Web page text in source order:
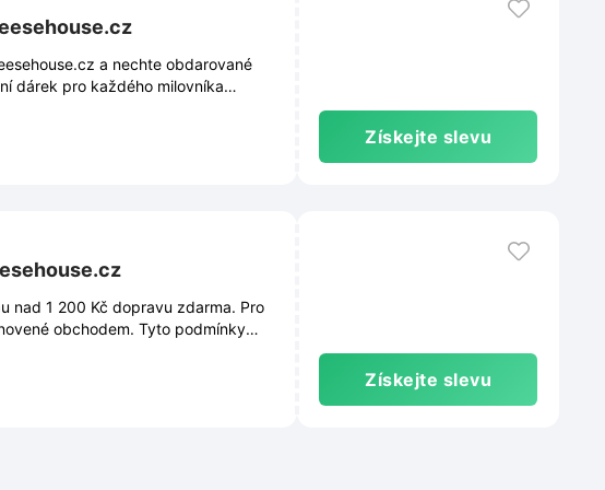
a nechte obdarované
dárek pro každého milovníka
Získejte slevu
nad 1 200 Kč dopravu zdarma. Pro
obchodem. Tyto podmínky
a mohou se průběžně měnit.
Získejte slevu